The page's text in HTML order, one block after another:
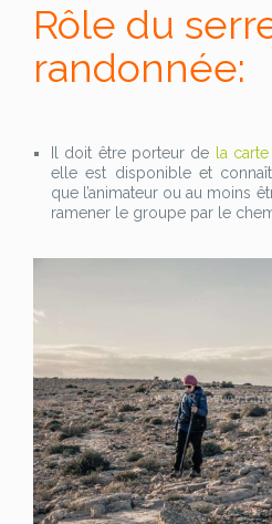
Rôle du
randonnée:
Il doit être porteur de la
elle est disponible et
que l’animateur ou au moins
ramener le groupe par le